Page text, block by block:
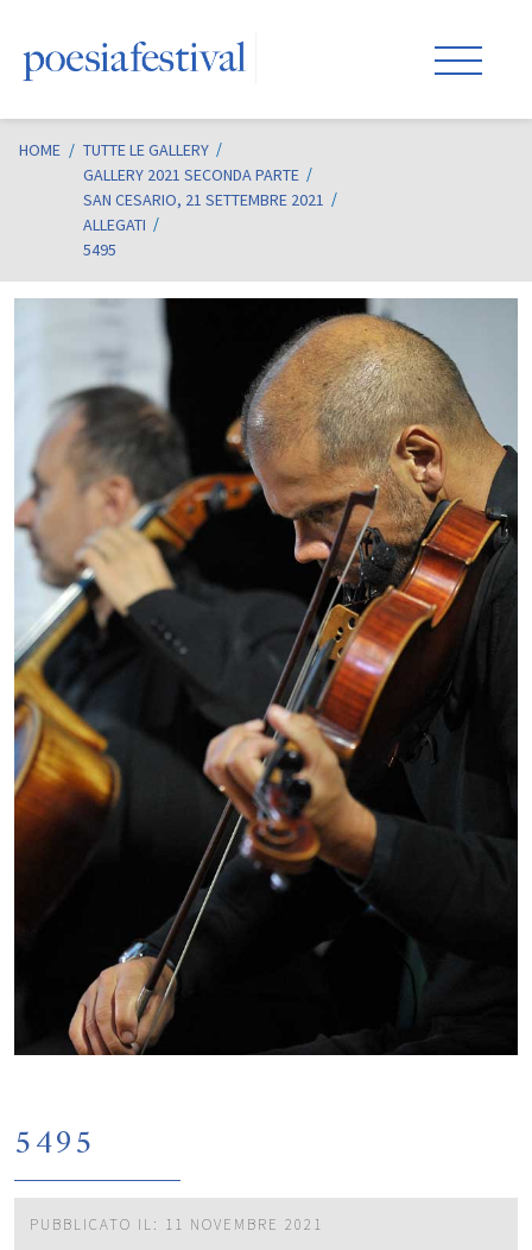
HOME / TUTTE LE GALLERY
GALLERY 2021 SECONDA PARTE
SAN CESARIO, 21 SETTEMBRE 2021
ALLEGATI
5495
5495
PUBBLICATO IL: 11 NOVEMBRE 2021